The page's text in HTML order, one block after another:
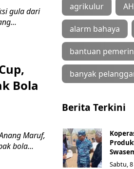
gula dari
Bola
Maruf,
bola...
agrikulur
alarm bahaya
bantuan
banyak
Berita Terkini
Sabtu,